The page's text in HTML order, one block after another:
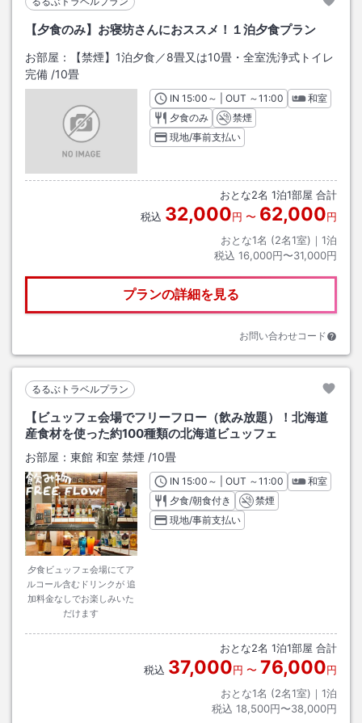
【夕食のみ】お寝坊さんにおススメ！１泊夕食プラン
お部屋：
【禁煙】1泊夕食／8畳又は10畳・全室洗浄式トイレ
完備 /10畳
INチェックイン
15:00 ～ | OUT チェックアウト
～11:00
和室
夕食のみ
禁煙
現地/事前支払い
おとな2名 1泊1部屋 合計
税込 32,000円 〜 62,000円
おとな1名 (2名1室)｜ 1泊
税込 16,000円〜31,000円
プランの詳細を見る
お問い合わせコード
るるぶトラベルプラン
【ビュッフェ会場でフリーフロー（飲み放題）！北海道
産食材を使った約100種類の北海道ビュッフェ
お部屋： 東館 和室 禁煙 /10畳
夕食ビュッフェ会場にてア
ルコール含むドリンクが 追
加料金なしでお楽しみいた
だけます
INチェックイン
15:00 ～ | OUT チェックアウト
～11:00
和室
夕食/朝食付き
禁煙
現地/事前支払い
おとな2名 1泊1部屋 合計
税込 37,000円 〜 76,000円
おとな1名 (2名1室)｜ 1泊
税込 18,500円〜38,000円